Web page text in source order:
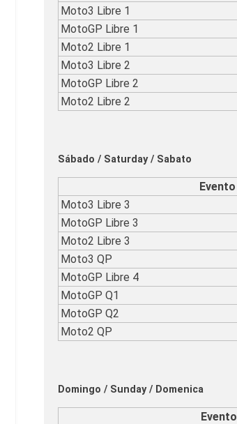
Moto3 Libre 1
MotoGP Libre 1
Moto2 Libre 1
Moto3 Libre 2
MotoGP Libre 2
Moto2 Libre 2
Sábado / Saturday / Sabato
Evento
Moto3 Libre 3
MotoGP Libre 3
Moto2 Libre 3
Moto3 QP
MotoGP Libre 4
MotoGP Q1
MotoGP Q2
Moto2 QP
Domingo / Sunday / Domenica
Evento